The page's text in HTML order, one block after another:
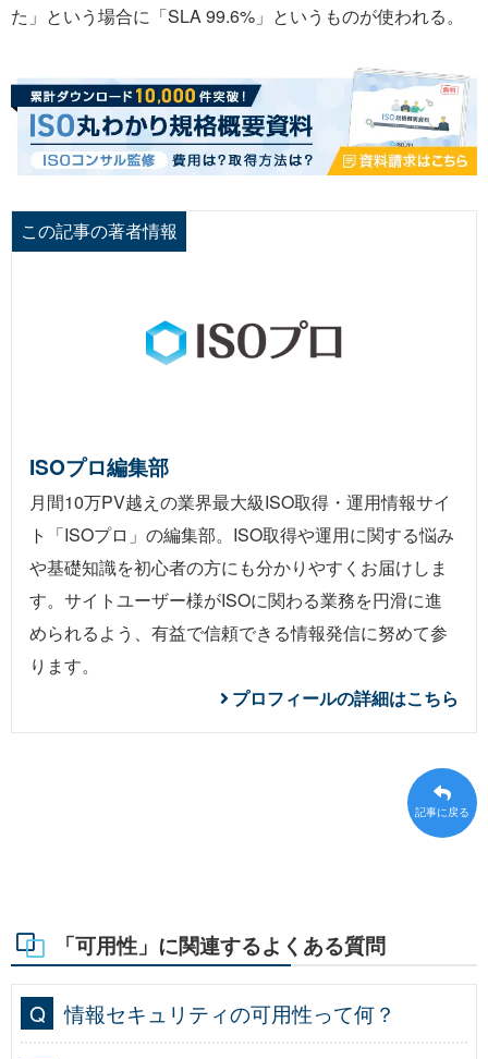
た」という場合に「SLA 99.6%」というものが使われる。
この記事の著者情報
ISOプロ編集部
月間10万PV越えの業界最大級ISO取得・運用情報サイ
ト「ISOプロ」の編集部。ISO取得や運用に関する悩み
や基礎知識を初心者の方にも分かりやすくお届けしま
す。サイトユーザー様がISOに関わる業務を円滑に進
められるよう、有益で信頼できる情報発信に努めて参
ります。
プロフィールの詳細はこちら
記事に戻る
「可用性」に関連するよくある質問
情報セキュリティの可用性って何？